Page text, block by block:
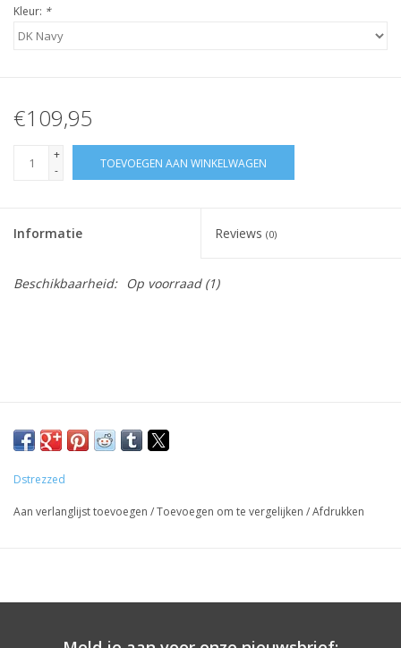
Kleur: *
€109,95
+
-
TOEVOEGEN AAN WINKELWAGEN
Informatie Reviews (0)
Beschikbaarheid: Op voorraad(1)
Dstrezzed
Aan verlanglijst toevoegen /Toevoegen om te vergelijken /Afdrukken